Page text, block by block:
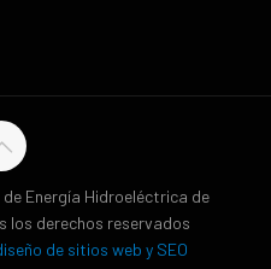
Energía Hidroeléctrica de
los derechos reservados
de sitios web y SEO